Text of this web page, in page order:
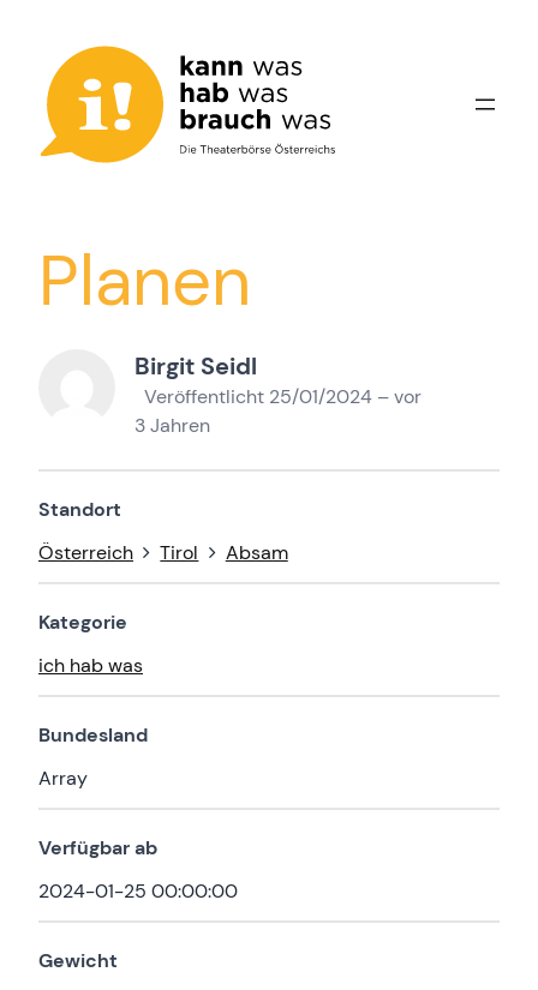
springen
Planen
Birgit Seidl
Veröffentlicht 25/01/2024 – vor
3 Jahren
Standort
Österreich
Tirol Absam
Kategorie
ich hab was
Bundesland
Array
Verfügbar ab
2024-01-25 00:00:00
Gewicht